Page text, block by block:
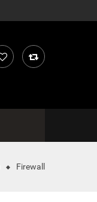
Firewall